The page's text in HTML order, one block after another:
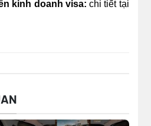
kinh doanh visa: chi tiết tại